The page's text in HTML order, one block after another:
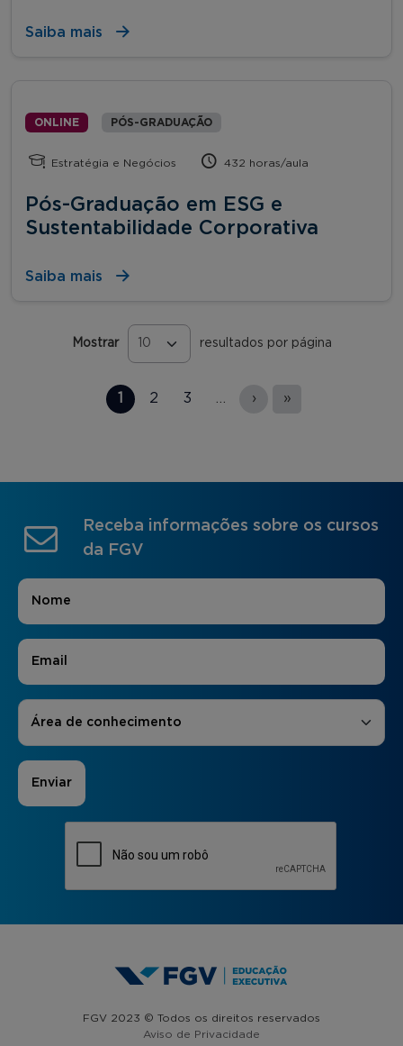
Saiba mais
ONLINE PÓS-GRADUAÇÃO
Estratégia e Negócios 432 horas/aula
Pós-Graduação em ESG e
Sustentabilidade Corporativa
Saiba mais
Mostrar resultados por página
1 2 3 › »
Receba informações sobre os cursos
da FGV
Nome
E-mail
Áreas de Interesse
Área de conhecimento
FGV 2023 © Todos os direitos reservados
Aviso de Privacidade